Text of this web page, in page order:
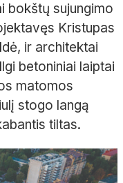
bokštų sujungimo
Kristupas
ir architektai
betoniniai laiptai
matomos
stogo langą
tiltas.